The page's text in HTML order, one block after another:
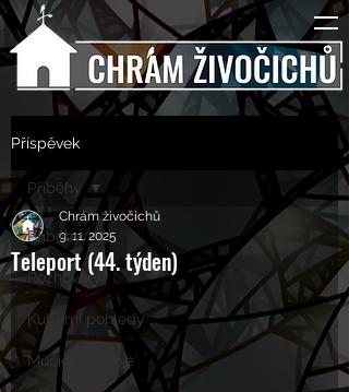
Příspěvek
Příběhy
Rozhovory
Kulturní pohledy
Mučící nástroje
Příběhy
Teleport (44. týden)
Chrám živočichů
9. 11. 2025